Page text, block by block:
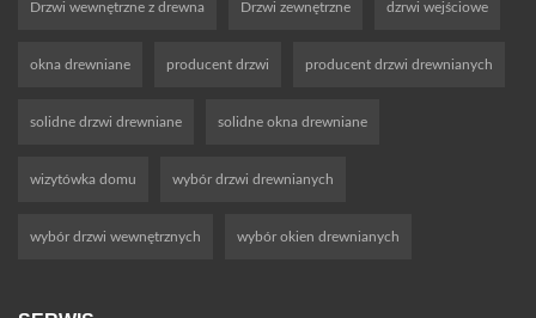
Drzwi wewnętrzne z drewna Drzwi zewnętrzne dzrwi wejściowe
okna drewniane producent drzwi producent drzwi drewnianych
solidne drzwi drewniane solidne okna drewniane
wizytówka domu wybór drzwi drewnianych
wybór drzwi wewnętrznych wybór okien drewnianych